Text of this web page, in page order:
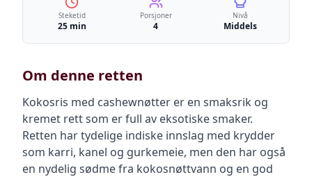
Steketid
25 min
Porsjoner
4
Nivå
Middels
Om denne retten
Kokosris med cashewnøtter er en smaksrik og
kremet rett som er full av eksotiske smaker.
Retten har tydelige indiske innslag med krydder
som karri, kanel og gurkemeie, men den har også
en nydelig sødme fra kokosnøttvann og en god